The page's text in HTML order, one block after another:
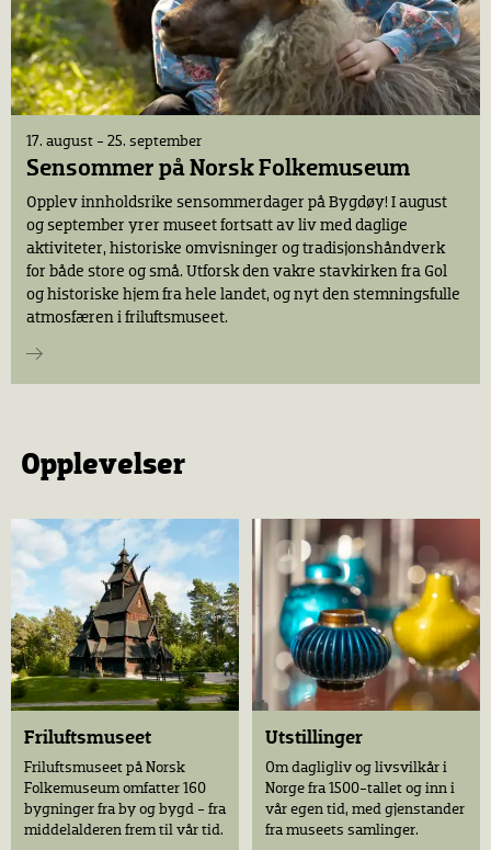
17. august - 25. september
Sensommer på Norsk Folkemuseum
Opplev innholdsrike sensommerdager på Bygdøy! I august
og september yrer museet fortsatt av liv med daglige
aktiviteter, historiske omvisninger og tradisjonshåndverk
for både store og små. Utforsk den vakre stavkirken fra Gol
og historiske hjem fra hele landet, og nyt den stemningsfulle
atmosfæren i friluftsmuseet.
Opplevelser
Friluftsmuseet
Friluftsmuseet på Norsk
Folkemuseum omfatter 160
bygninger fra by og bygd - fra
middelalderen frem til vår tid.
Utstillinger
Om dagligliv og livsvilkår i
Norge fra 1500-tallet og inn i
vår egen tid, med gjenstander
fra museets samlinger.